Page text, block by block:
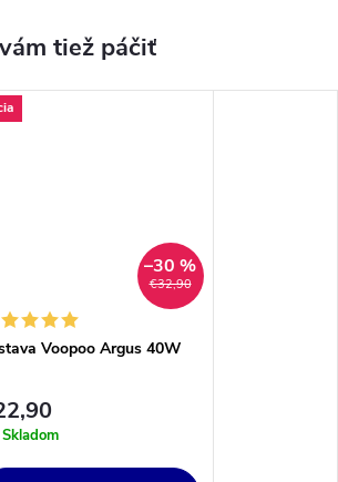
€32,90
–30 %
Voopoo Argus 40W
Skladom